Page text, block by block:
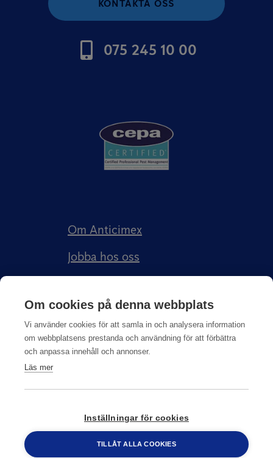
KONTAKTA OSS
075 245 10 00
Om Anticimex
Jobba hos oss
Anticimex Försäkringar AB
Integritetspolicy
© Copyright2026Anticimex
Om cookies på denna webbplats
Vi använder cookies för att samla in och analysera information
om webbplatsens prestanda och användning för att förbättra
och anpassa innehåll och annonser.
Läs mer
Inställningar för cookies
TILLÅT ALLA COOKIES